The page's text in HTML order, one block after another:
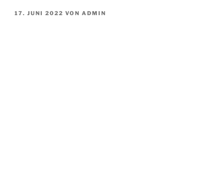
VERÖFFENTLICHT
17. JUNI 2022 VON ADMIN